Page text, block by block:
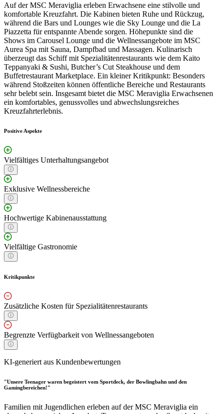
Auf der MSC Meraviglia erleben Erwachsene eine stilvolle und
komfortable Kreuzfahrt. Die Kabinen bieten Ruhe und Rückzug,
während die Bars und Lounges wie die Sky Lounge und die La
Piazzetta für entspannte Abende sorgen. Höhepunkte sind die
Shows im Carousel Lounge und die Wellnessangebote im MSC
Aurea Spa mit Sauna, Dampfbad und Massagen. Kulinarisch
überzeugt das Schiff mit Spezialitätenrestaurants wie dem Kaito
Teppanyaki & Sushi, Butcher’s Cut Steakhouse und dem
Buffetrestaurant Marketplace. Ein kleiner Kritikpunkt: Besonders
während Stoßzeiten können öffentliche Bereiche und Restaurants
sehr belebt sein. Insgesamt bietet die MSC Meraviglia Erwachsenen
ein komfortables, genussvolles und abwechslungsreiches
Kreuzfahrterlebnis.
Positive Aspekte
Vielfältiges Unterhaltungsangebot
Exklusive Wellnessbereiche
Hochwertige Kabinenausstattung
Vielfältige Gastronomie
Kritikpunkte
Zusätzliche Kosten für Spezialitätenrestaurants
Begrenzte Verfügbarkeit von Wellnessangeboten
KI-generiert aus Kundenbewertungen
"Unsere Teenager waren begeistert vom Sportdeck, der Bowlingbahn und den
Gamingbereichen!"
Familien mit Jugendlichen erleben auf der MSC Meraviglia ein